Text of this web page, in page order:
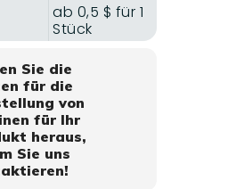
ab 0,5 $ für 1
Stück
Sie die
für die
von
für Ihr
heraus,
Sie uns